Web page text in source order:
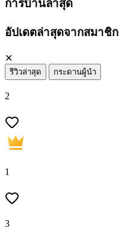
การบ้านล่าสุด
อัปเดตล่าสุดจากสมาชิก
✕
รีวิวล่าสุด กระดานผู้นำ
2
1
3